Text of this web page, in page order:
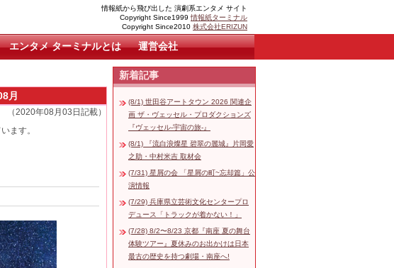
情報紙から飛び出した 演劇系エンタメ サイト
Copyright Since1999 情報紙ターミナル
Copyright Since2010 株式会社ERIZUN
エンタメ ターミナルとは 運営会社
月
（2020年08月03日記載）
ます。
新着記事
(8/1) 世田谷アートタウン 2026 関連企
画 ザ・ヴェッセル・プロダクションズ
『ヴェッセル-宇宙の旅-』
(8/1) 『流白浪燦星 碧翠の麗城』片岡愛
之助・中村米吉 取材会
(7/31) 星屑の会 「星屑の町~忘却篇」公
演情報
(7/29) 兵庫県立芸術文化センタープロ
デュース「トラックが着かない！」
(7/28) 8/2〜8/23 京都『南座 夏の舞台
体験ツアー』夏休みのお出かけは日本
最古の歴史を持つ劇場・南座へ!